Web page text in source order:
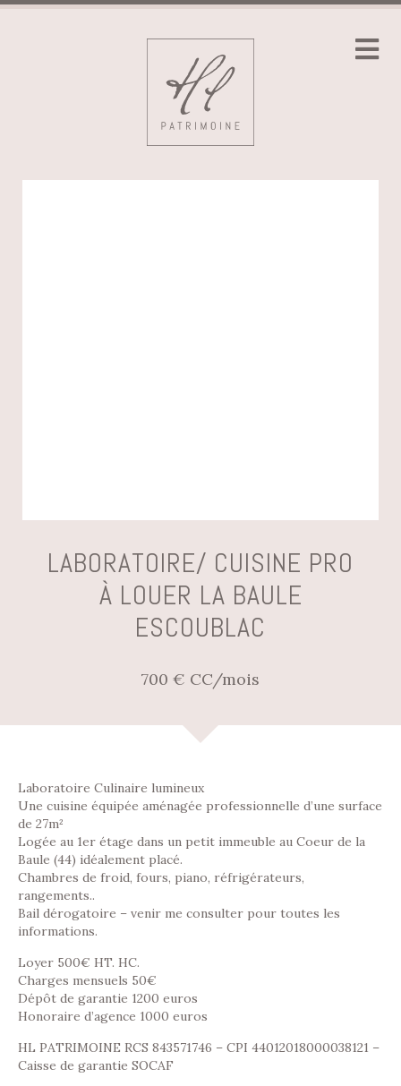
LABORATOIRE/ CUISINE PRO
À LOUER LA BAULE
ESCOUBLAC
700 € CC/mois
Laboratoire Culinaire lumineux
Une cuisine équipée aménagée professionnelle d’une surface
de 27m²
Logée au 1er étage dans un petit immeuble au Coeur de la
Baule (44) idéalement placé.
Chambres de froid, fours, piano, réfrigérateurs,
rangements..
Bail dérogatoire – venir me consulter pour toutes les
informations.
Loyer 500€ HT. HC.
Charges mensuels 50€
Dépôt de garantie 1200 euros
Honoraire d’agence 1000 euros
HL PATRIMOINE RCS 843571746 – CPI 44012018000038121 –
Caisse de garantie SOCAF